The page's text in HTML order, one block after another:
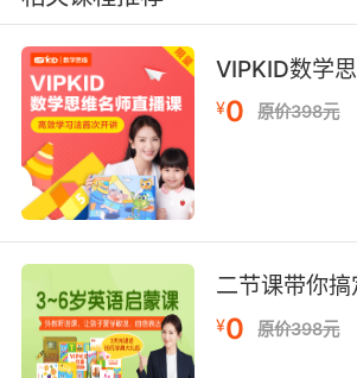
内容简介
卡片、挂图、画册，想变就变
这套读物既是大卡，也可以用细
图，还可以装订成画册。想变就
VIPKID数学
¥0 原价398元
二节课带你搞
¥0 原价398元